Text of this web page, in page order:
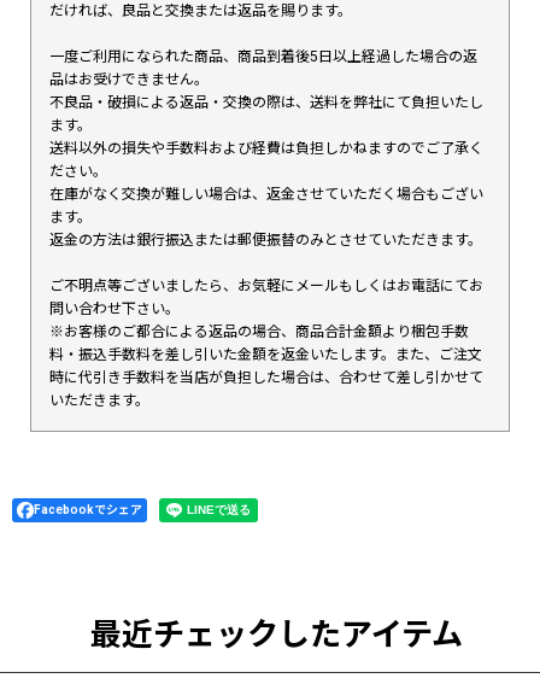
だければ、良品と交換または返品を賜ります。
一度ご利用になられた商品、商品到着後5日以上経過した場合の返
品はお受けできません。
不良品・破損による返品・交換の際は、送料を弊社にて負担いたし
ます。
送料以外の損失や手数料および経費は負担しかねますのでご了承く
ださい。
在庫がなく交換が難しい場合は、返金させていただく場合もござい
ます。
返金の方法は銀行振込または郵便振替のみとさせていただきます。
ご不明点等ございましたら、お気軽にメールもしくはお電話にてお
問い合わせ下さい。
※お客様のご都合による返品の場合、商品合計金額より梱包手数
料・振込手数料を差し引いた金額を返金いたします。また、ご注文
時に代引き手数料を当店が負担した場合は、合わせて差し引かせて
いただきます。
Facebookでシェア
最近チェックしたアイテム